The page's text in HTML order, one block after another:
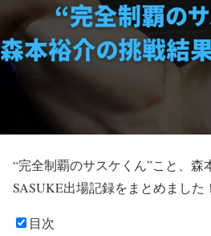
“完全制覇のサスケくん”こと、
SASUKE出場記録をまとめました！
目次